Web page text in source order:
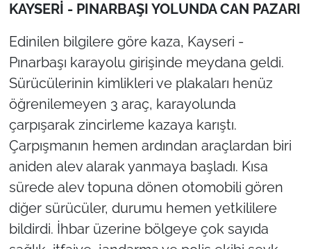
KAYSERİ - PINARBAŞI YOLUNDA CAN PAZARI
Edinilen bilgilere göre kaza, Kayseri -
Pınarbaşı karayolu girişinde meydana geldi.
Sürücülerinin kimlikleri ve plakaları henüz
öğrenilemeyen 3 araç, karayolunda
çarpışarak zincirleme kazaya karıştı.
Çarpışmanın hemen ardından araçlardan biri
aniden alev alarak yanmaya başladı. Kısa
sürede alev topuna dönen otomobili gören
diğer sürücüler, durumu hemen yetkililere
bildirdi. İhbar üzerine bölgeye çok sayıda